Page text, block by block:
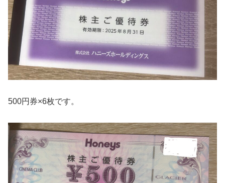
500円券×6枚です。